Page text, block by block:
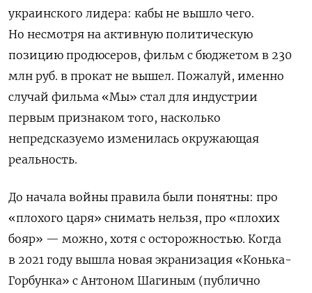
украинского лидера: кабы не вышло чего.
Но несмотря на активную политическую
позицию продюсеров, фильм с бюджетом в 230
млн руб. в прокат не вышел. Пожалуй, именно
случай фильма «Мы» стал для индустрии
первым признаком того, насколько
непредсказуемо изменилась окружающая
реальность.
До начала войны правила были понятны: про
«плохого царя» снимать нельзя, про «плохих
бояр» — можно, хотя с осторожностью. Когда
в 2021 году вышла новая экранизация «Конька-
Горбунка» с Антоном Шагиным (публично